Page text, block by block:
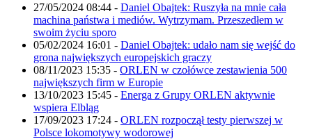
27/05/2024 08:44 - Daniel Obajtek: Ruszyła na mnie cała
machina państwa i mediów. Wytrzymam. Przeszedłem w
swoim życiu sporo
05/02/2024 16:01 - Daniel Obajtek: udało nam się wejść do
grona największych europejskich graczy
08/11/2023 15:35 - ORLEN w czołówce zestawienia 500
największych firm w Europie
13/10/2023 15:45 - Energa z Grupy ORLEN aktywnie
wspiera Elbląg
17/09/2023 17:24 - ORLEN rozpoczął testy pierwszej w
Polsce lokomotywy wodorowej